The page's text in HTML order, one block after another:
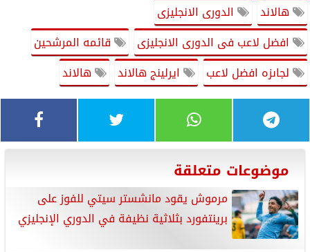
هالاند
الدورى الانجليزى
افضل لاعب فى الدورى الانجليزى
قائمه المرشحين
لجاىزه افضل لاعب
ايرلينج هالاند هالاند
موضوعات متعلقة
مرموش يقود مانشستر سيتي للفوز على
برينتفورد بثلاثية نظيفة في الدوري الإنجليزي